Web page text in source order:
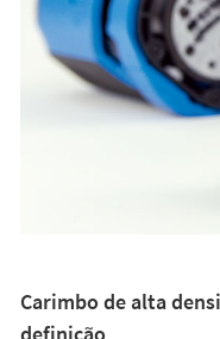
Carimbo de alta